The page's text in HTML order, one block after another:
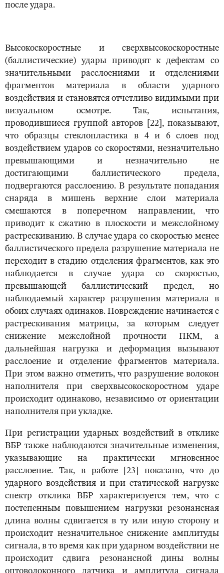
после удара.
Высокоскоростные и сверхвысокоскоростные
(баллистические) удары приводят к дефектам со
значительными расслоениями и отделениями
фрагментов материала в области ударного
воздействия и становятся отчетливо видимыми при
визуальном осмотре. Так, испытания,
проводившиеся группой авторов [22], показывают,
что образцы стеклопластика в 4 и 6 слоев под
воздействием ударов со скоростями, незначительно
превышающими и незначительно не
достигающими баллистического предела,
подвергаются расслоению. В результате попадания
снаряда в мишень верхние слои материала
смешаются в поперечном направлении, что
приводит к сжатию в плоскости и межслойному
растрескиванию. В случае удара со скоростью менее
баллистического предела разрушение материала не
переходит в стадию отделения фрагментов, как это
наблюдается в случае удара со скоростью,
превышающей баллистический предел, но
наблюдаемый характер разрушения материала в
обоих случаях одинаков. Повреждение начинается с
растрескивания матрицы, за которым следует
снижение межслойной прочности ПКМ, а
дальнейшая нагрузка и деформация вызывают
расслоение и отделение фрагментов материала.
При этом важно отметить, что разрушение волокон
наполнителя при сверхвысокоскоростном ударе
происходит одинаково, независимо от ориентации
наполнителя при укладке.
При регистрации ударных воздействий в отклике
ВБР также наблюдаются значительные изменения,
указывающие на практически мгновенное
расслоение. Так, в работе [23] показано, что до
ударного воздействия и при статической нагрузке
спектр отклика ВБР характеризуется тем, что с
постепенным повышением нагрузки резонансная
длина волны сдвигается в ту или иную сторону и
происходит незначительное снижение амплитуды
сигнала, в то время как при ударном воздействии не
происходит сдвига резонансной дины волны